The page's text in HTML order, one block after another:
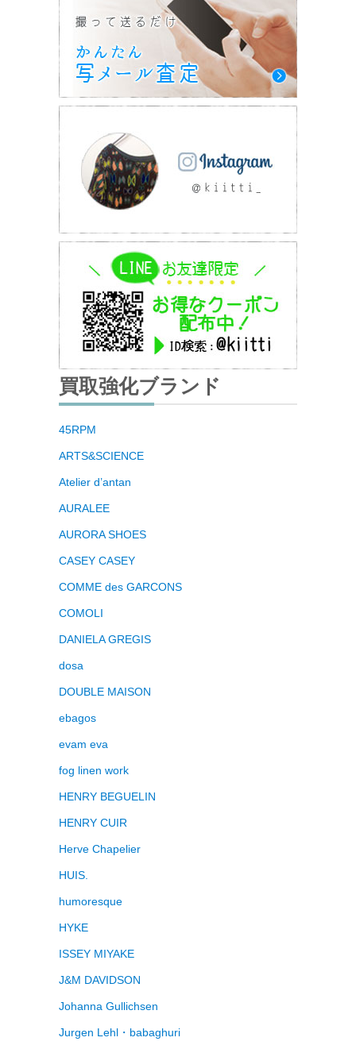
買取強化ブランド
45RPM
ARTS&SCIENCE
Atelier d’antan
AURALEE
AURORA SHOES
CASEY CASEY
COMME des GARCONS
COMOLI
DANIELA GREGIS
dosa
DOUBLE MAISON
ebagos
evam eva
fog linen work
HENRY BEGUELIN
HENRY CUIR
Herve Chapelier
HUIS.
humoresque
HYKE
ISSEY MIYAKE
J&M DAVIDSON
Johanna Gullichsen
Jurgen Lehl・babaghuri